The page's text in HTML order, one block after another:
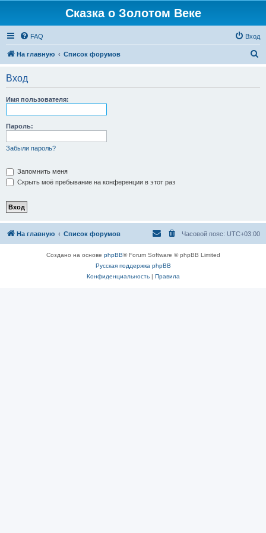
Сказка о Золотом Веке
FAQ Вход
На главную Список форумов
Вход
Имя пользователя:
Пароль:
Забыли пароль?
Запомнить меня
Скрыть моё пребывание на конференции в этот раз
На главную Список форумов Часовой пояс: UTC+03:00
Создано на основе phpBB® Forum Software © phpBB Limited
Русская поддержка phpBB
Конфиденциальность| Правила